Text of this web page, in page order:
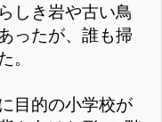
しき岩や古い鳥
ったが、誰も掃
。
目的の小学校が